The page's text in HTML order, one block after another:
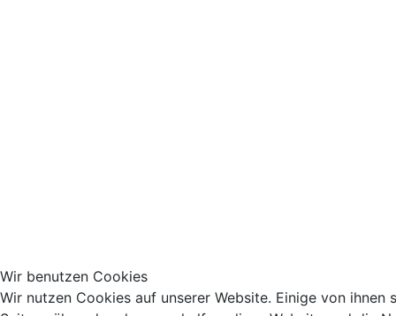
Wir benutzen Cookies
Wir nutzen Cookies auf unserer Website. Einige von ihnen